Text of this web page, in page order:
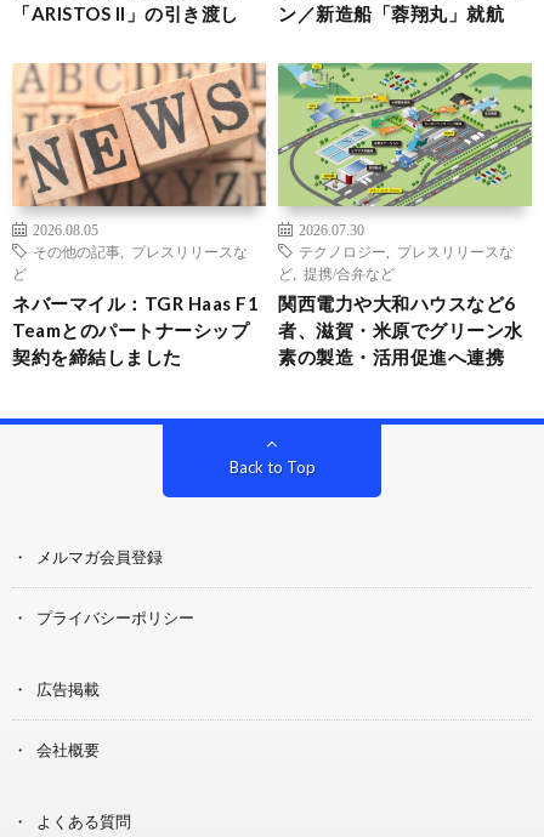
「ARISTOS II」の引き渡し
ン／新造船「蓉翔丸」就航
2026.08.05
その他の記事
プレスリリースな
ど
ネバーマイル：TGR Haas F1
Teamとのパートナーシップ
契約を締結しました
2026.07.30
テクノロジー
プレスリリースな
ど
提携/合弁など
関西電力や大和ハウスなど6
者、滋賀・米原でグリーン水
素の製造・活用促進へ連携
Back to Top
メルマガ会員登録
プライバシーポリシー
広告掲載
会社概要
よくある質問